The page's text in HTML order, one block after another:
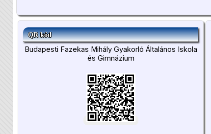
QR kód
Budapesti Fazekas Mihály Gyakorló Általános Iskola
és Gimnázium